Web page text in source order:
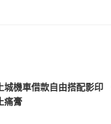
城機車借款自由搭配影印
痛膏